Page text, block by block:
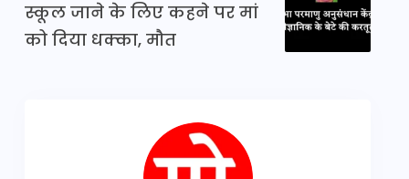
स्कूल जाने के लिए कहने पर मां
को दिया धक्का, मौत